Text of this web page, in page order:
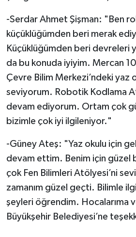
-Serdar Ahmet Şişman: "Ben
küçüklüğümden beri merak
Küçüklüğümden beri devreleri
da bu konuda iyiyim. Mercan
Çevre Bilim Merkezi’ndeki yaz
seviyorum. Robotik Kodlama
devam ediyorum. Ortam çok
bizimle çok iyi ilgileniyor."
-Güney Ateş: "Yaz okulu için
devam ettim. Benim için güzel
çok Fen Bilimleri Atölyesi’ni
zamanım güzel geçti. Bilimle
şeyleri öğrendim. Hocalarıma
Büyükşehir Belediyesi’ne